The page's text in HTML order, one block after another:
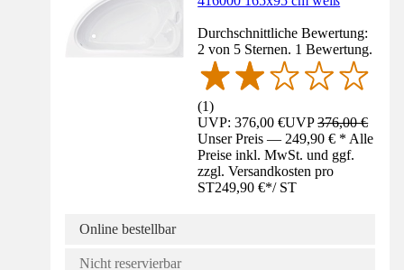
Durchschnittliche Bewertung:
2 von 5 Sternen. 1 Bewertung.
(1)
UVP: 376,00 €UVP376,00 €
Unser Preis — 249,90 € * Alle
Preise inkl. MwSt. und ggf.
zzgl. Versandkosten pro
ST249,90 €*/ ST
Online bestellbar
Nicht reservierbar